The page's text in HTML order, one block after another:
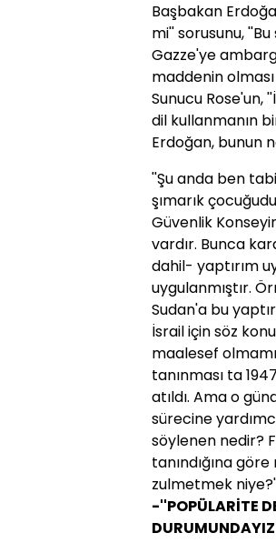
Başbakan
mi'' sorusunu,
Gazze'ye
maddenin olması
Sunucu Rose'un,
dil kullanmanın
Erdoğan, bunun
''Şu anda ben
şımarık
Güvenlik
vardır. Bunca
dahil- yaptırım
uygulanmıştır.
Sudan'a bu
İsrail için söz
maalesef
tanınması ta
atıldı. Ama o
sürecine
söylenen nedir?
tanındığına
zulmetmek
-''POPÜLARİTE